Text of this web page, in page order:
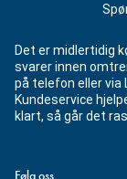
Det er midlertidig
svarer innen
på telefon eller via
Kundeservice
klart, så går det
Følg oss